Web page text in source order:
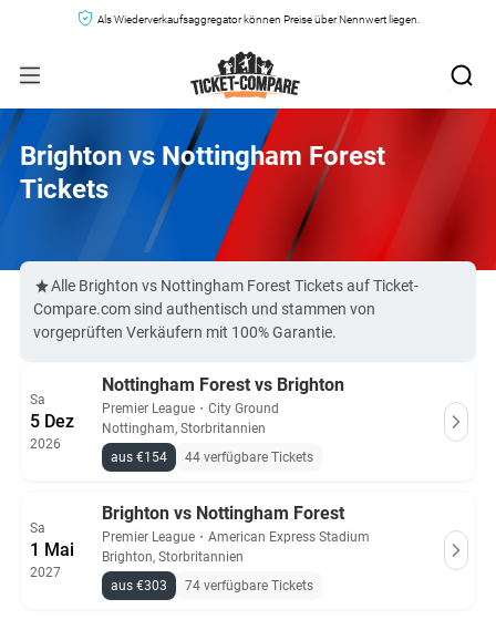
Als Wiederverkaufsaggregator können Preise über Nennwert liegen.
Brighton vs Nottingham Forest
Tickets
Alle Brighton vs Nottingham Forest Tickets auf Ticket-
Compare.com sind authentisch und stammen von
vorgeprüften Verkäufern mit 100% Garantie.
Sa
5 Dez
2026
Nottingham Forest vs Brighton
Premier League ・ City Ground
Nottingham, Storbritannien
aus €154
44 verfügbare Tickets
Sa
1 Mai
2027
Brighton vs Nottingham Forest
Premier League ・ American Express Stadium
Brighton, Storbritannien
aus €303
74 verfügbare Tickets